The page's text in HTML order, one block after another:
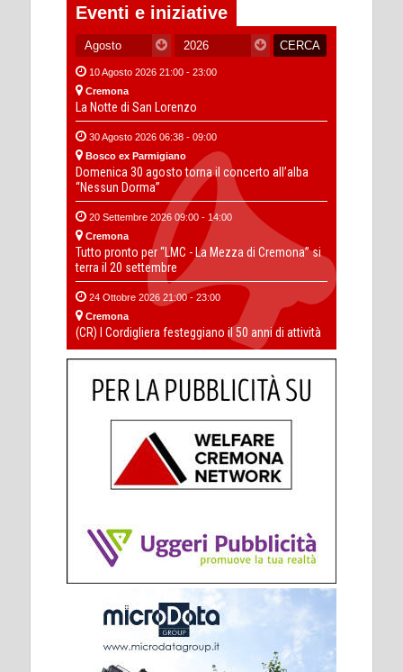
Eventi e iniziative
10 Agosto 2026 21:00 - 23:00
Cremona
La Notte di San Lorenzo
30 Agosto 2026 06:38 - 09:00
Bosco ex Parmigiano
Domenica 30 agosto torna il concerto all’alba
“Nessun Dorma”
20 Settembre 2026 09:00 - 14:00
Cremona
Tutto pronto per “LMC - La Mezza di Cremona” si
terra il 20 settembre
24 Ottobre 2026 21:00 - 23:00
Cremona
(CR) I Cordigliera festeggiano il 50 anni di attività